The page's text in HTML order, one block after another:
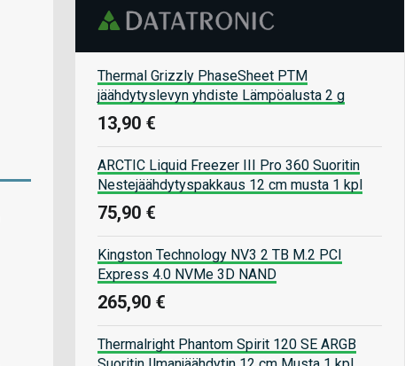
Thermal Grizzly PhaseSheet PTM
jäähdytyslevyn yhdiste Lämpöalusta 2 g
13,90 €
ARCTIC Liquid Freezer III Pro 360 Suoritin
Nestejäähdytyspakkaus 12 cm musta 1 kpl
75,90 €
Kingston Technology NV3 2 TB M.2 PCI
Express 4.0 NVMe 3D NAND
265,90 €
Thermalright Phantom Spirit 120 SE ARGB